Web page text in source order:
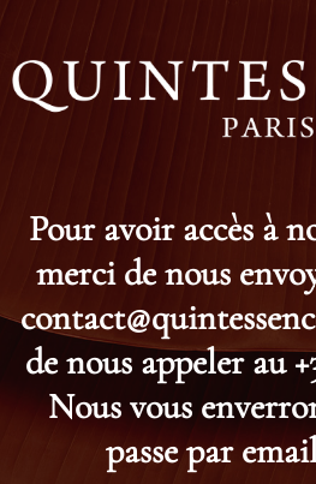
Pour avoir accès à
merci de nous
de nous appeler au
Nous vous
passe par